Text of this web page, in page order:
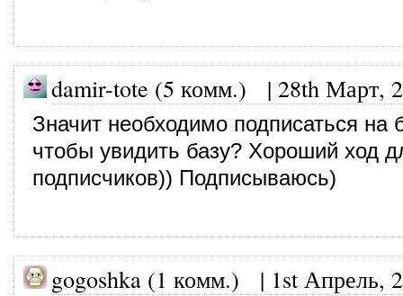
damir-tote (5 комм.) | 28th Март,
Значит необходимо подписаться на
чтобы увидить базу? Хороший ход
подписчиков)) Подписываюсь)
gogoshka (1 комм.) | 1st Апрель,